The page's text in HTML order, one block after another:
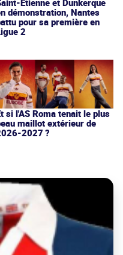
démonstration, Nantes
pour sa première en
2
si l'AS Roma tenait le plus
maillot extérieur de
2027 ?